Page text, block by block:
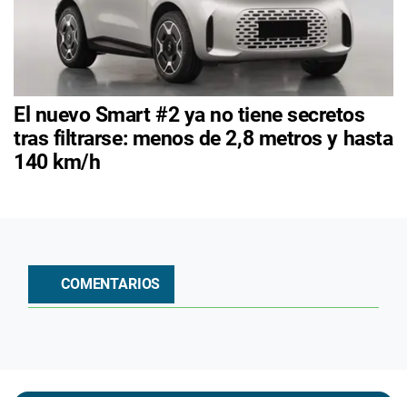
El nuevo Smart #2 ya no tiene secretos
tras filtrarse: menos de 2,8 metros y hasta
140 km/h
COMENTARIOS